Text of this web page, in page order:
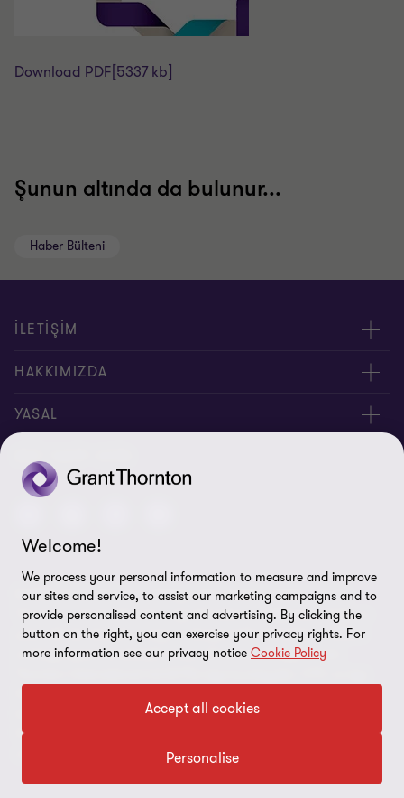
Download PDF [5337 kb]
Şunun altında da bulunur...
Haber Bülteni
İLETİŞİM
Yöneticilerimiz
Bizimle İletişime Geçin
HAKKIMIZDA
Hakkımızda
YASAL
Kişisel Verilerin Korunması Kanunu
Site Haritası
Çerez Tercihleri
BIZI TAKIP EDIN
© 2026 Grant Thornton Türkiye. Tüm hakları saklıdır. "Grant
Thornton", Grant Thornton üye firmalarının bağlı bulunduğu ve
çatısı altında denetim, vergi ve danışmanlık hizmetleri verdikleri
markaya işaret etmektedir. Grant Thornton Türkiye, Grant
kendi başlarına, bağımsız yasal kuruluşlardır. Hizmetler, üye
firmalar tarafından sağlanır. GTIL herhangi bir müşteriye hizmet
sunmaz. GTIL ve üye firmalar birbirlerinden sorumlu değildir.
Welcome!
We process your personal information to measure and improve
our sites and service, to assist our marketing campaigns and to
provide personalised content and advertising. By clicking the
button on the right, you can exercise your privacy rights. For
more information see our privacy notice Cookie Policy
Accept all cookies
Personalise